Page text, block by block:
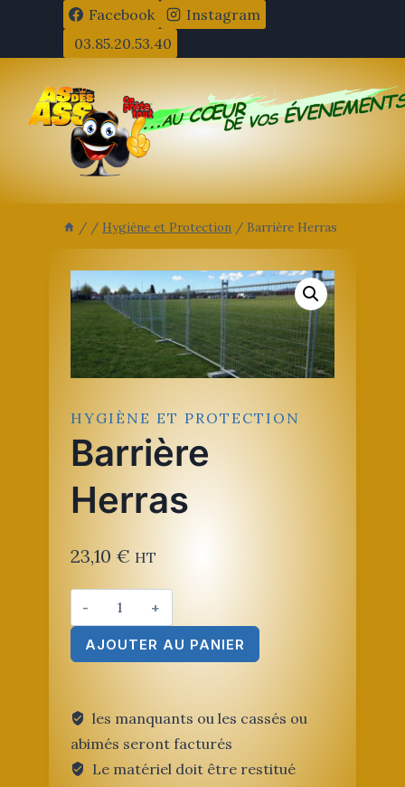
contenu
Facebook
Instagram
03.85.20.53.40
/ / Hygiène et Protection / Barrière Herras
HYGIÈNE ET PROTECTION
Barrière
Herras
23,10 € HT
quantité
de
Barrière
Herras
AJOUTER AU PANIER
les manquants ou les cassés ou
abimés seront facturés
Le matériel doit être restitué